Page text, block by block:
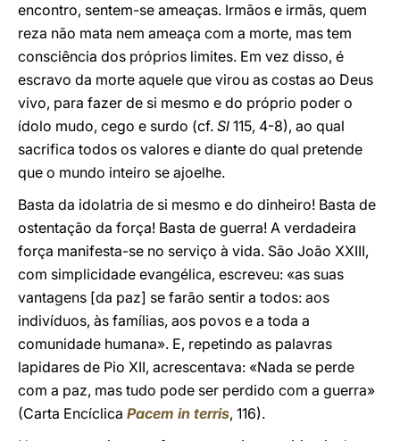
encontro, sentem-se ameaças. Irmãos e irmãs, quem
reza não mata nem ameaça com a morte, mas tem
consciência dos próprios limites. Em vez disso, é
escravo da morte aquele que virou as costas ao Deus
vivo, para fazer de si mesmo e do próprio poder o
ídolo mudo, cego e surdo (cf. Sl 115, 4-8), ao qual
sacrifica todos os valores e diante do qual pretende
que o mundo inteiro se ajoelhe.
Basta da idolatria de si mesmo e do dinheiro! Basta de
ostentação da força! Basta de guerra! A verdadeira
força manifesta-se no serviço à vida. São João XXIII,
com simplicidade evangélica, escreveu: «as suas
vantagens [da paz] se farão sentir a todos: aos
indivíduos, às famílias, aos povos e a toda a
comunidade humana». E, repetindo as palavras
lapidares de Pio XII, acrescentava: «Nada se perde
com a paz, mas tudo pode ser perdido com a guerra»
(Carta Encíclica Pacem in terris, 116).